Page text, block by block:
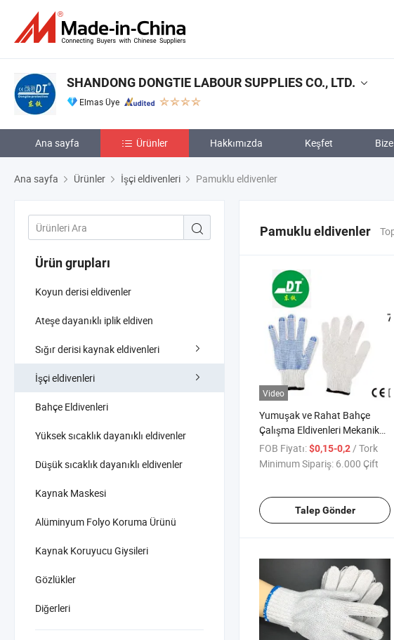
SHANDONG DONGTIE LABOUR SUPPLIES CO., LTD.
Elmas Üye
Ana sayfa Ürünler Hakkımızda Keşfet
Ana sayfa Ürünler İşçi eldivenleri Pamuklu eldivenler
Ürün grupları
Koyun derisi eldivenler
Ateşe dayanıklı iplik eldiven
Sığır derisi kaynak eldivenleri
İşçi eldivenleri
Bahçe Eldivenleri
Yüksek sıcaklık dayanıklı eldivenler
Düşük sıcaklık dayanıklı eldivenler
Kaynak Maskesi
Alüminyum Folyo Koruma Ürünü
Kaynak Koruyucu Giysileri
Gözlükler
Diğerleri
Pamuklu eldivenler
Video
Yumuşak ve Rahat Bahçe
Çalışma Eldivenleri Mekanik
Ortamlar için Uygun
FOB Fiyatı:$0,15-0,2/ Tork
Minimum Sipariş: 6.000 Çift
Talep Gönder